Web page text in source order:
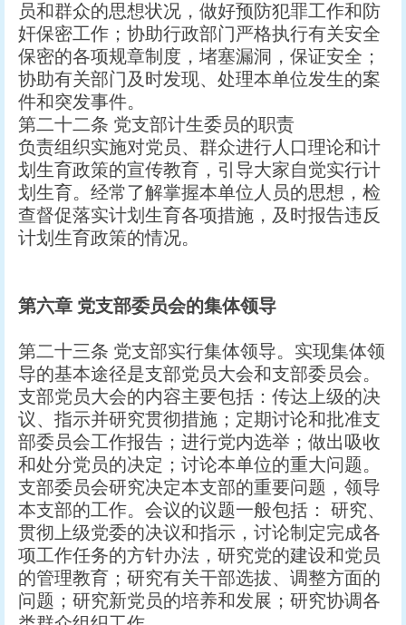
员和群众的思想状况，做好预防犯罪工作和防
奸保密工作；协助行政部门严格执行有关安全
保密的各项规章制度，堵塞漏洞，保证安全；
协助有关部门及时发现、处理本单位发生的案
件和突发事件。
第二十二条 党支部计生委员的职责
负责组织实施对党员、群众进行人口理论和计
划生育政策的宣传教育，引导大家自觉实行计
划生育。经常了解掌握本单位人员的思想，检
查督促落实计划生育各项措施，及时报告违反
计划生育政策的情况。
第六章 党支部委员会的集体领导
第二十三条 党支部实行集体领导。实现集体领
导的基本途径是支部党员大会和支部委员会。
支部党员大会的内容主要包括：传达上级的决
议、指示并研究贯彻措施；定期讨论和批准支
部委员会工作报告；进行党内选举；做出吸收
和处分党员的决定；讨论本单位的重大问题。
支部委员会研究决定本支部的重要问题，领导
本支部的工作。会议的议题一般包括： 研究、
贯彻上级党委的决议和指示，讨论制定完成各
项工作任务的方针办法，研究党的建设和党员
的管理教育；研究有关干部选拔、调整方面的
问题；研究新党员的培养和发展；研究协调各